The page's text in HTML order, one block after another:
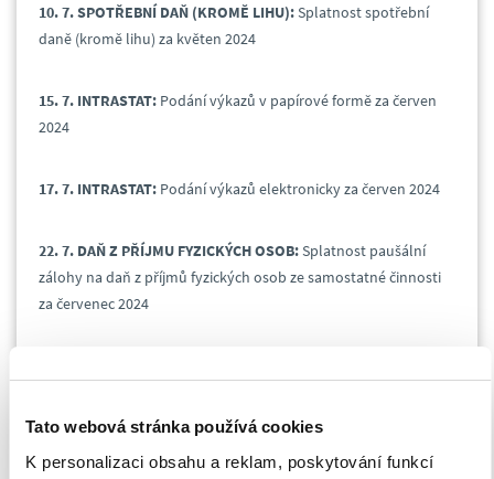
Tato webová stránka používá cookies
K personalizaci obsahu a reklam, poskytování funkcí
10. 7. SPOTŘEBNÍ DAŇ (KROMĚ LIHU):Splatnost spotřební
daně (kromě lihu) za květen 2024
15. 7. INTRASTAT: Podání výkazů v papírové formě za červen
2024
17. 7. INTRASTAT: Podání výkazů elektronicky za červen 2024
22. 7. DAŇ Z PŘÍJMU FYZICKÝCH OSOB:Splatnost paušální
zálohy na daň z příjmů fyzických osob ze samostatné činnosti
za červenec 2024
činnosti za červen 2024